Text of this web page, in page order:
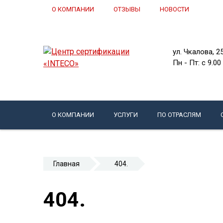
О КОМПАНИИ ОТЗЫВЫ НОВОСТИ
ул. Чкалова,
Пн - Пт: c
О КОМПАНИИ УСЛУГИ ПО ОТРАСЛЯМ
Главная 404.
404.